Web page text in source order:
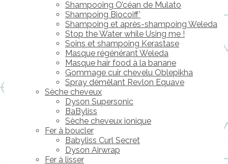
Shampooing O’céan de Mulato
Shampoing Biocoiff’
Shampoing et après-shampoing Weleda
Stop the Water while Using me !
Soins et shampoing Kerastase
Masque régénérant Weleda
Masque hair food à la banane
Gommage cuir chevelu Oblepikha
Spray démêlant Revlon Equave
Sèche cheveux
Dyson Supersonic
BaByliss
Sèche cheveux ionique
Fer à boucler
Babyliss Curl Secret
Dyson Airwrap
Fer à lisser